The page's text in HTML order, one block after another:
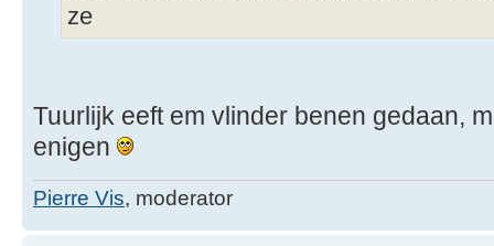
ze
Tuurlijk eeft em vlinder benen gedaan,
enigen
Pierre Vis, moderator